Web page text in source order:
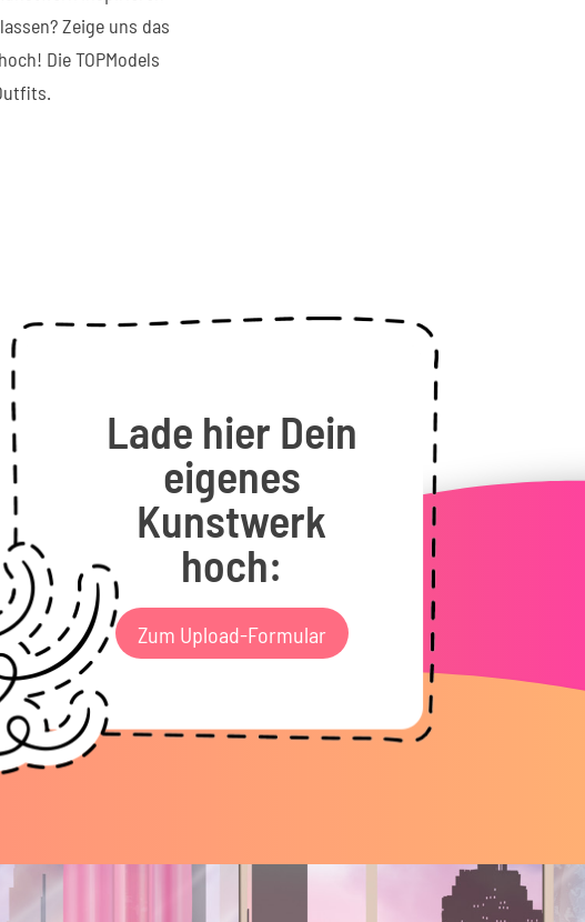
Zeige uns das
Die TOPModels
Lade hier Dein
eigenes
Kunstwerk
hoch:
Zum Upload-Formular